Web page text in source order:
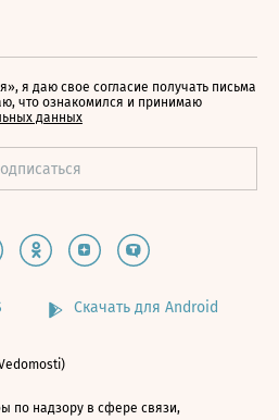
я даю свое согласие получать письма
что ознакомился и принимаю
данных
Скачать для Android
по надзору в сфере связи,